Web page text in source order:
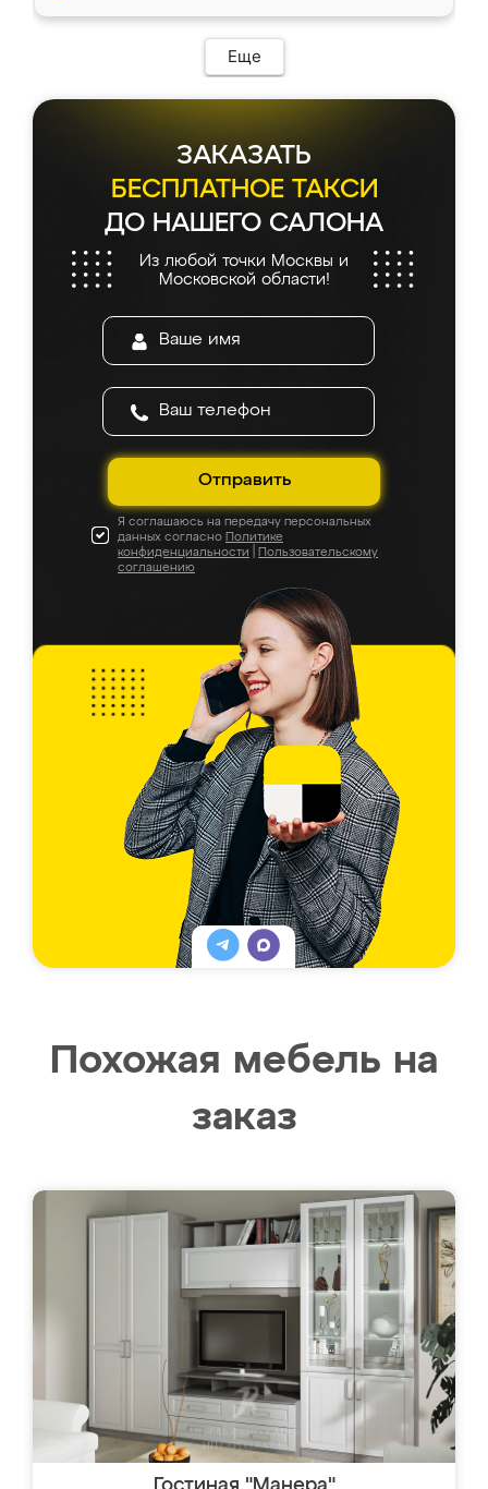
мебель сразу встала на свое место без
каких-либо доработок. Качеством осталась
довольна, все выглядит так, как и ожидала.
Еще
ЗАКАЗАТЬ
БЕСПЛАТНОЕ ТАКСИ
ДО НАШЕГО САЛОНА
Из любой точки Москвы и
Московской области!
Отправить
Я соглашаюсь на передачу персональных
данных согласно Политике
конфиденциальности
Пользовательскому
соглашению
Похожая мебель на
заказ